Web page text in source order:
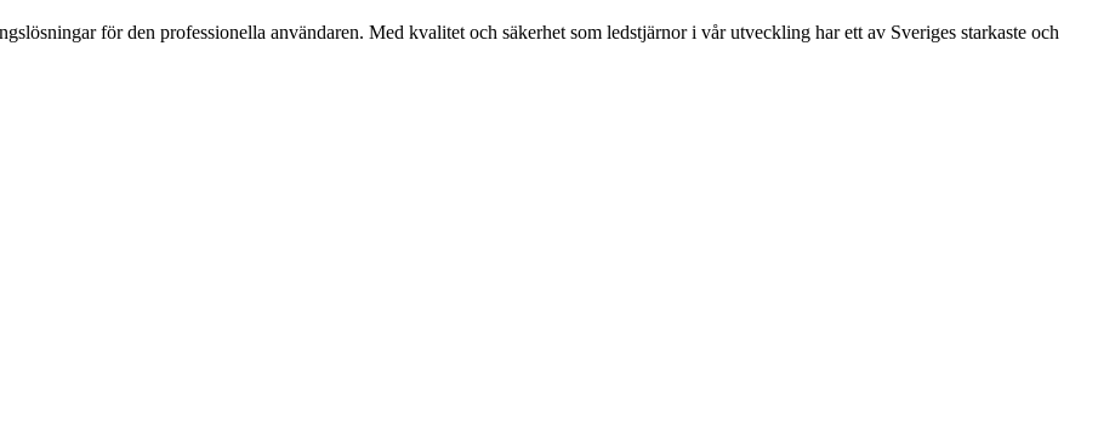
för den professionella användaren. Med kvalitet och säkerhet som ledstjärnor i vår utveckling har ett av Sveriges starkaste och